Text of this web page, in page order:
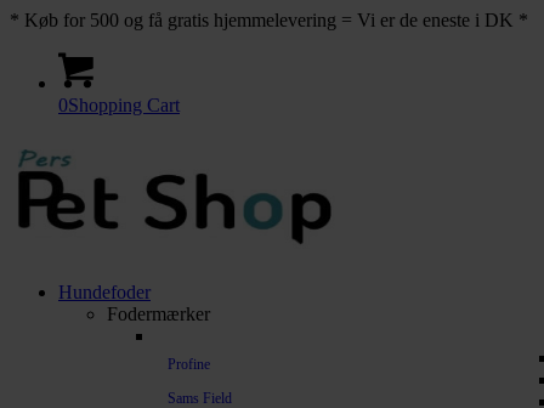
* Køb for 500 og få gratis hjemmelevering = Vi er de eneste i DK *
0Shopping Cart
Hundefoder
Fodermærker
Profine
Sams Field